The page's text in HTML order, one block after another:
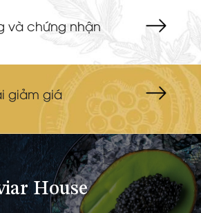
và chứng nhận
giảm giá